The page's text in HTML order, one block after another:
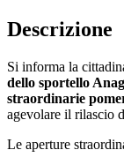
Descrizione
Si informa la
dello sportello
straordinarie
agevolare il rilascio
Le aperture